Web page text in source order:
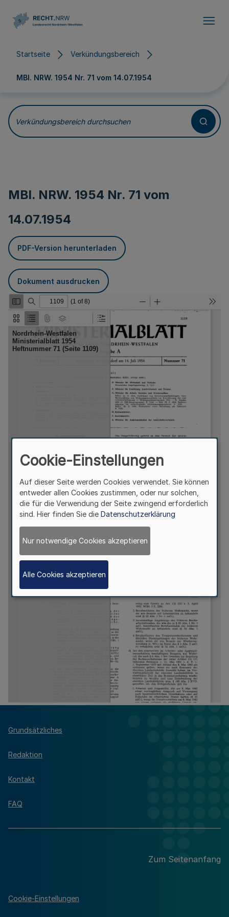
Startseite Verkündungsbereich
MBl. NRW. 1954 Nr. 71 vom 14.07.1954
Verkündungsbereich durchsuchen
MBl. NRW. 1954 Nr. 71 vom
14.07.1954
PDF-Version herunterladen
Dokument ausdrucken
Grundsätzliches
Redaktion
Kontakt
FAQ
Zum Seitenanfang
Cookie-Einstellungen
Cookie-Einstellungen
Auf dieser Seite werden Cookies verwendet. Sie können
entweder allen Cookies zustimmen, oder nur solchen,
die für die Verwendung der Seite zwingend erforderlich
sind. Hier finden Sie die Datenschutzerklärung
Nur notwendige Cookies akzeptieren
Alle Cookies akzeptieren